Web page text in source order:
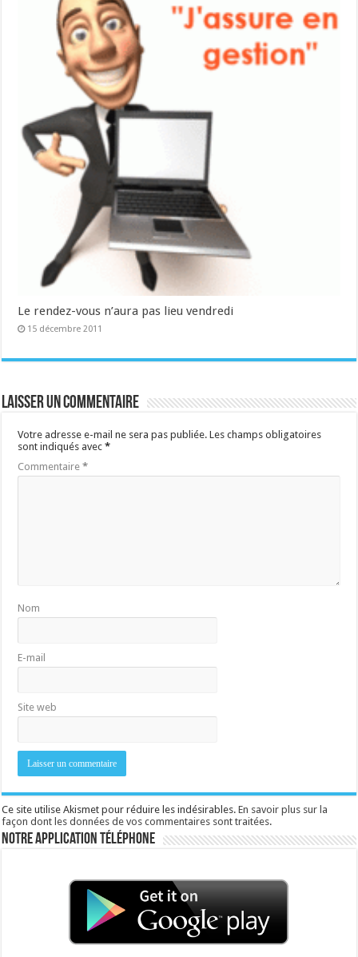
Le rendez-vous n’aura pas lieu vendredi
15 décembre 2011
Laisser un commentaire
Votre adresse e-mail ne sera pas publiée. Les champs obligatoires
sont indiqués avec*
Commentaire*
Nom
E-mail
Site web
Ce site utilise Akismet pour réduire les indésirables.En savoir plus sur la
façon dont les données de vos commentaires sont traitées.
Notre application téléphone